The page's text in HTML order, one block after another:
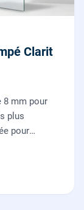
Clarit
8 mm pour
plus
pour